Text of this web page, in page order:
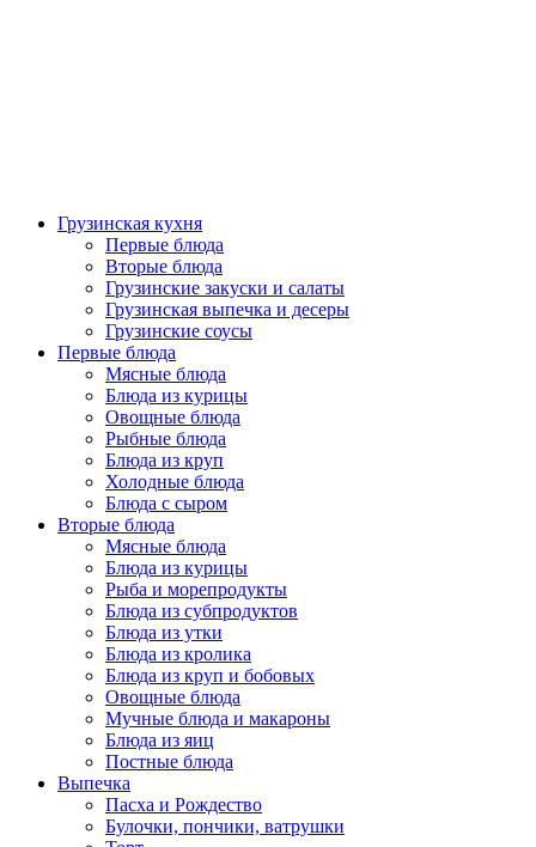
Грузинская кухня
Первые блюда
Вторые блюда
Грузинские закуски и салаты
Грузинская выпечка и десеры
Грузинские соусы
Первые блюда
Мясные блюда
Блюда из курицы
Овощные блюда
Рыбные блюда
Блюда из круп
Холодные блюда
Блюда с сыром
Вторые блюда
Мясные блюда
Блюда из курицы
Рыба и морепродукты
Блюда из субпродуктов
Блюда из утки
Блюда из кролика
Блюда из круп и бобовых
Овощные блюда
Мучные блюда и макароны
Блюда из яиц
Постные блюда
Выпечка
Пасха и Рождество
Булочки, пончики, ватрушки